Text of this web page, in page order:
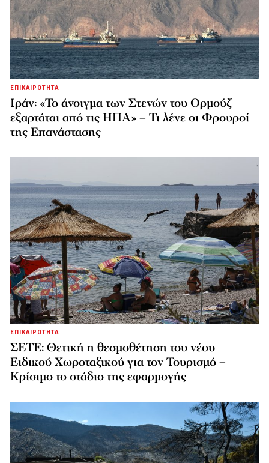
ΕΠΙΚΑΙΡΟΤΗΤΑ
Ιράν: «Το άνοιγμα των Στενών του Ορμούζ
εξαρτάται από τις ΗΠΑ» – Τι λένε οι Φρουροί
της Επανάστασης
ΕΠΙΚΑΙΡΟΤΗΤΑ
ΣΕΤΕ: Θετική η θεσμοθέτηση του νέου
Ειδικού Χωροταξικού για τον Τουρισμό –
Κρίσιμο το στάδιο της εφαρμογής